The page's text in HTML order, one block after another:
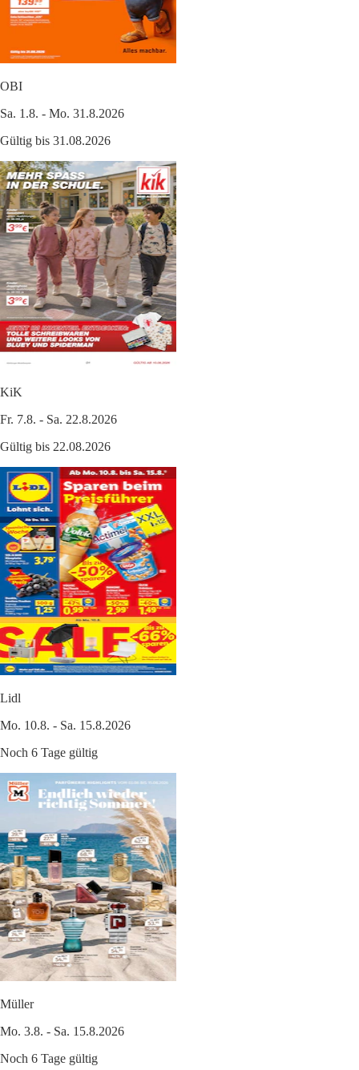
OBI
Sa. 1.8. - Mo. 31.8.2026
Gültig bis 31.08.2026
KiK
Fr. 7.8. - Sa. 22.8.2026
Gültig bis 22.08.2026
Lidl
Mo. 10.8. - Sa. 15.8.2026
Noch 6 Tage gültig
Müller
Mo. 3.8. - Sa. 15.8.2026
Noch 6 Tage gültig